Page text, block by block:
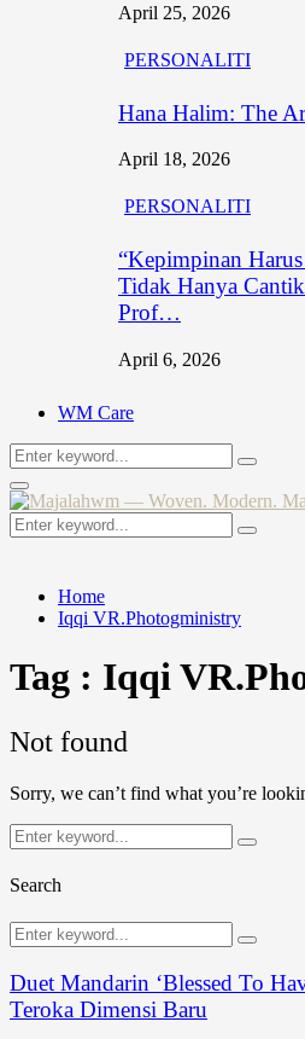
April 25, 2026
PERSONALITI
Hana Halim: The
April 18, 2026
PERSONALITI
“Kepimpinan
Tidak Hanya
Prof…
April 6, 2026
WM Care
Search
for:
Search
Primary
Menu
Search
for:
Search
Home
Iqqi VR.Photogministry
Tag : Iqqi
Not found
Sorry, we can’t find what you’re
Search
for:
Search
Search
Search
for:
Search
Duet Mandarin ‘Blessed To
Teroka Dimensi Baru